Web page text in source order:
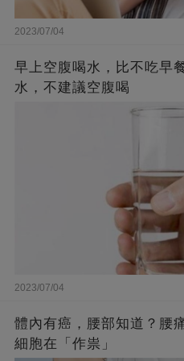
2023/07/04
早上空腹喝水，比不吃早
水，不建議空腹喝
2023/07/04
體內有癌，腰部知道？腰
細胞在「作祟」